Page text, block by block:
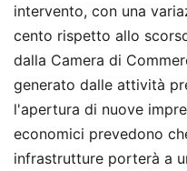
intervento, con una
cento rispetto allo
dalla Camera di
generato dalle attività
l'apertura di nuove
economici prevedono
infrastrutture porterà a